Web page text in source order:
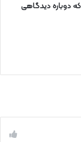
دوباره دیدگاهی